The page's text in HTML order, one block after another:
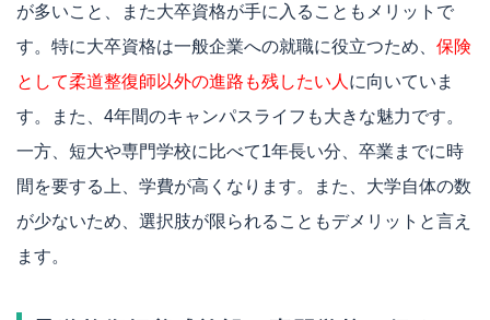
が多いこと、また大卒資格が手に入ることもメリットで
す。特に大卒資格は一般企業への就職に役立つため、 保険
として柔道整復師以外の進路も残したい人 に向いていま
す。また、4年間のキャンパスライフも大きな魅力です。
一方、短大や専門学校に比べて1年長い分、卒業までに時
間を要する上、学費が高くなります。また、大学自体の数
が少ないため、選択肢が限られることもデメリットと言え
ます。